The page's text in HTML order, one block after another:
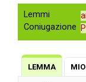
Lemmi
Coniugazione
LEMMA